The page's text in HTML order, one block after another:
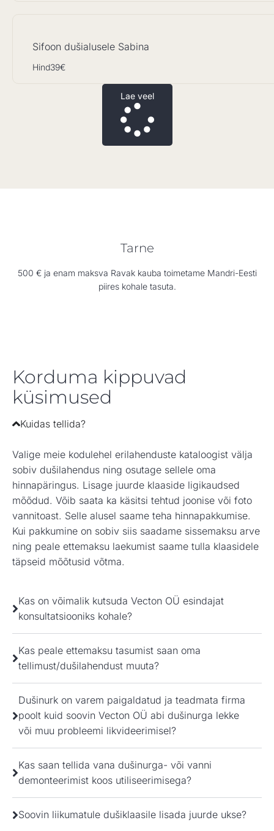
Sifoon dušialusele Sabina
Hind39€
Lae veel
Tarne
500 € ja enam maksva Ravak kauba toimetame Mandri-Eesti
piires kohale tasuta.
Korduma kippuvad
küsimused
Kuidas tellida?
Valige meie kodulehel erilahenduste kataloogist välja
sobiv dušilahendus ning osutage sellele oma
hinnapäringus. Lisage juurde klaaside ligikaudsed
mõõdud. Võib saata ka käsitsi tehtud joonise või foto
vannitoast. Selle alusel saame teha hinnapakkumise.
Kui pakkumine on sobiv siis saadame sissemaksu arve
ning peale ettemaksu laekumist saame tulla klaasidele
täpseid mõõtusid võtma.
Kas on võimalik kutsuda Vecton OÜ esindajat
konsultatsiooniks kohale?
Kas peale ettemaksu tasumist saan oma
tellimust/dušilahendust muuta?
Dušinurk on varem paigaldatud ja teadmata firma
poolt kuid soovin Vecton OÜ abi dušinurga lekke
või muu probleemi likvideerimisel?
Kas saan tellida vana dušinurga- või vanni
demonteerimist koos utiliseerimisega?
Soovin liikumatule dušiklaasile lisada juurde ukse?